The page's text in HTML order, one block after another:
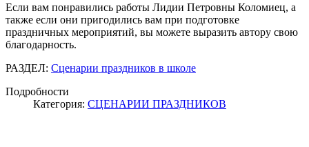
Если вам понравились работы Лидии Петровны Коломиец, а
также если они пригодились вам при подготовке
праздничных мероприятий, вы можете выразить автору свою
благодарность.
РАЗДЕЛ: Сценарии праздников в школе
Подробности
Категория: СЦЕНАРИИ ПРАЗДНИКОВ